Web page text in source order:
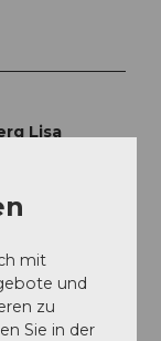
Lisa
der Karte anschauen
mit
und
zu
Sie in der